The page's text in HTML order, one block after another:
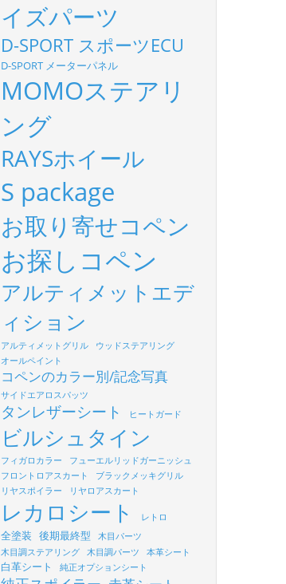
イズパーツ
D-SPORT スポーツECU
D-SPORT メーターパネル
MOMOステアリ
ング
RAYSホイール
S package
お取り寄せコペン
お探しコペン
アルティメットエデ
ィション
アルティメットグリル
ウッドステアリング
オールペイント
コペンのカラー別/記念写真
サイドエアロスパッツ
タンレザーシート ヒートガード
ビルシュタイン
フィガロカラー
フューエルリッドガーニッシュ
フロントロアスカート
ブラックメッキグリル
リヤスポイラー
リヤロアスカート
レカロシート レトロ
全塗装 後期最終型
木目パーツ
木目調ステアリング
木目調パーツ 本革シート
白革シート 純正オプションシート